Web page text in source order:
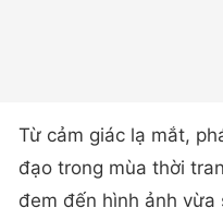
Từ cảm giác lạ mắt,
đạo trong mùa thời
đem đến hình ảnh